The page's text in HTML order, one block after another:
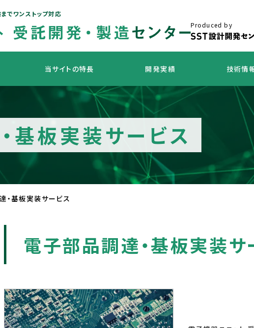
でワンストップ対応
Produced by
当サイトの特長 開発実績 技術情
課題解決事例
開発・設計豆
基板実装サービス
・基板実装サービス
電子部品調達・基板実装サ